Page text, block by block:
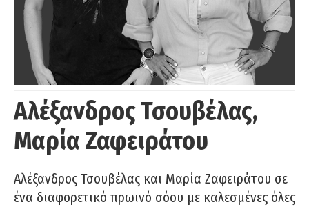
Αλέξανδρος Τσουβέλας,
Μαρία Ζαφειράτου
Αλέξανδρος Τσουβέλας και Μαρία Ζαφειράτου σε
ένα διαφορετικό πρωινό σόου με καλεσμένες όλες